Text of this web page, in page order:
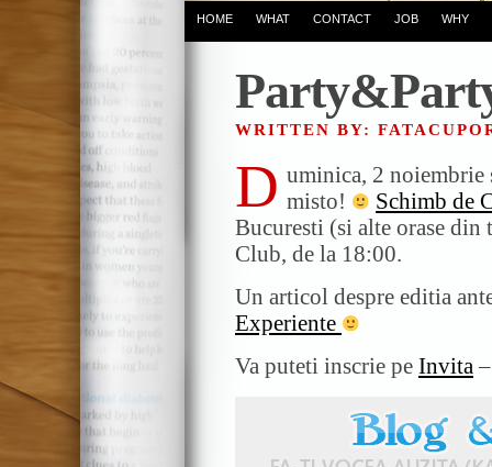
HOME WHAT CONTACT JOB WHY
WRITTEN BY:
D uminica, 2 noiembrie
misto!
Schimb de
Bucuresti (si alte orase
Club, de la 18:00.
Un articol despre editia
Experiente
Va puteti inscrie pe Invita